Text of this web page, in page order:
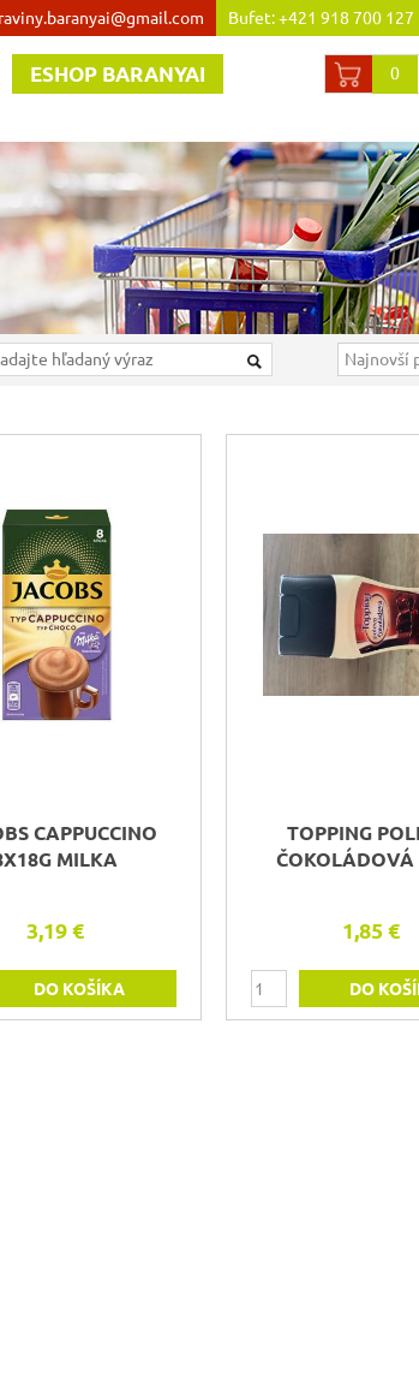
Bufet: +421 918 700 127
Obchod:+421 907 738
ESHOP BARANYAI 0
CAPPUCCINO
MILKA
3,19 €
DO KOŠÍKA
TOPPING
ČOKOLÁDOVÁ
1,85 €
DO